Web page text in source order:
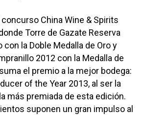
China Wine & Spirits
Torre de Gazate Reserva
con la Doble Medalla de Oro y
2012 con la Medalla de
el premio a la mejor bodega:
of the Year 2013, al ser la
más premiada de esta edición.
suponen un gran impulso al